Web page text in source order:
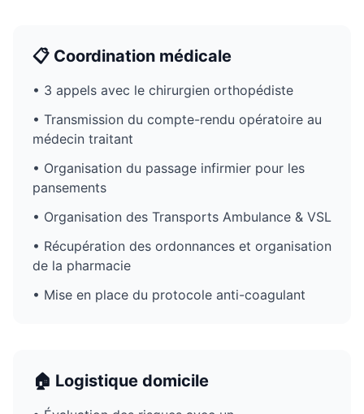
📋 Coordination médicale
• 3 appels avec le chirurgien orthopédiste
• Transmission du compte-rendu opératoire au
médecin traitant
• Organisation du passage infirmier pour les
pansements
• Organisation des Transports Ambulance & VSL
• Récupération des ordonnances et organisation
de la pharmacie
• Mise en place du protocole anti-coagulant
🏠 Logistique domicile